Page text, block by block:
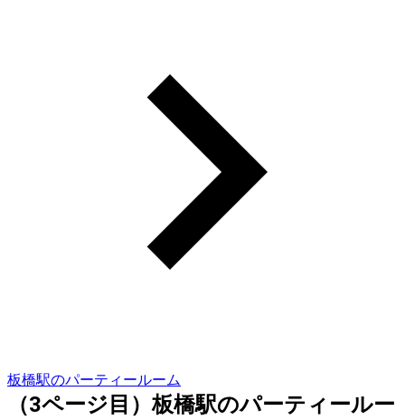
板橋駅のパーティールーム
（3ページ目）板橋駅のパーティールー